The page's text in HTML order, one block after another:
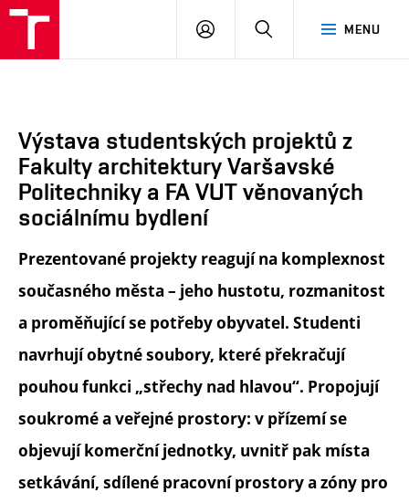
MENU
PŘIHLÁSIT
Výstava studentských projektů z
Fakulty architektury Varšavské
Politechniky a FA VUT věnovaných
sociálnímu bydlení
Prezentované projekty reagují na komplexnost
současného města – jeho hustotu, rozmanitost
a proměňující se potřeby obyvatel. Studenti
navrhují obytné soubory, které překračují
pouhou funkci „střechy nad hlavou“. Propojují
soukromé a veřejné prostory: v přízemí se
objevují komerční jednotky, uvnitř pak místa
setkávání, sdílené pracovní prostory a zóny pro